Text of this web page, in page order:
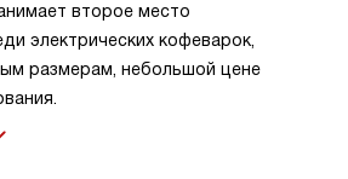
второе место
электрических кофеварок,
размерам, небольшой цене